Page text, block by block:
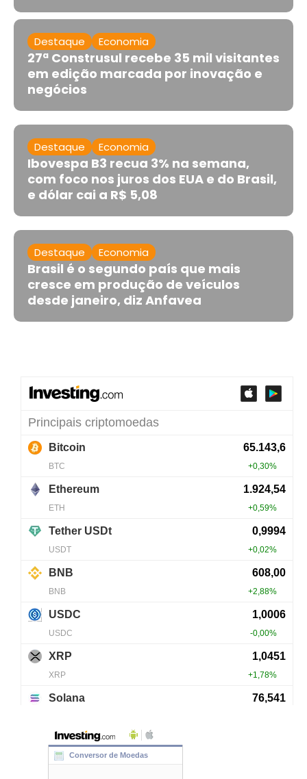
Destaque Economia
27ª Construsul recebe 35 mil visitantes
em edição marcada por inovação e
negócios
Destaque Economia
Ibovespa B3 recua 3% na semana,
com foco nos juros dos EUA e do Brasil,
e dólar cai a R$ 5,08
Destaque Economia
Brasil é o segundo país que mais
cresce em produção de veículos
desde janeiro, diz Anfavea